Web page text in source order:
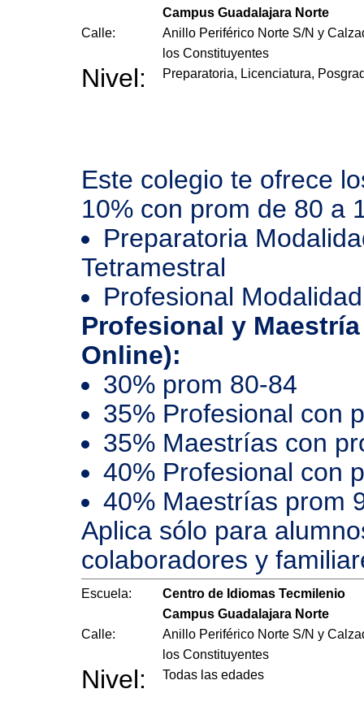
Campus Guadalajara Norte
Calle:
Anillo Periférico Norte S/N y
los Constituyentes
Nivel: Preparatoria, Licenciatura,
Este colegio te ofrece
10% con prom de 80 a
Preparatoria
Tetramestral
Profesional
Profesional y
Online):
30% prom 80-84
35% Profesional con
35% Maestrías con
40% Profesional con
40% Maestrías prom
Aplica sólo para
colaboradores y
Escuela:
Centro de Idiomas Tecmilenio
Campus Guadalajara Norte
Calle:
Anillo Periférico Norte S/N y
los Constituyentes
Nivel: Todas las edades